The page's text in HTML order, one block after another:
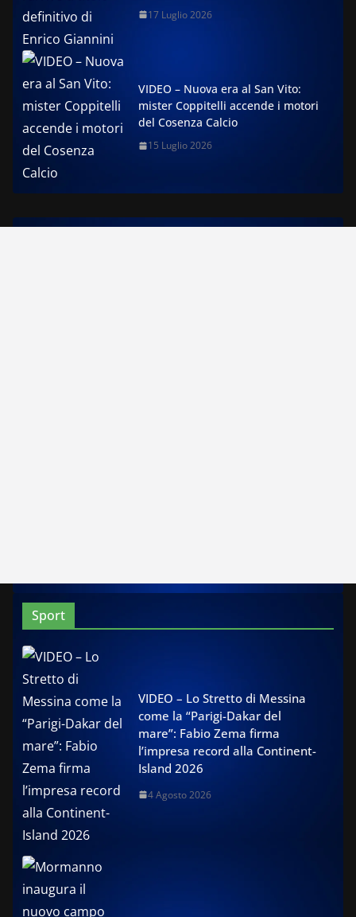
17 Luglio 2026
VIDEO – Nuova era al San Vito:
mister Coppitelli accende i motori
del Cosenza Calcio
15 Luglio 2026
Sport
VIDEO – Lo Stretto di Messina
come la “Parigi-Dakar del
mare”: Fabio Zema firma
l’impresa record alla Continent-
Island 2026
4 Agosto 2026